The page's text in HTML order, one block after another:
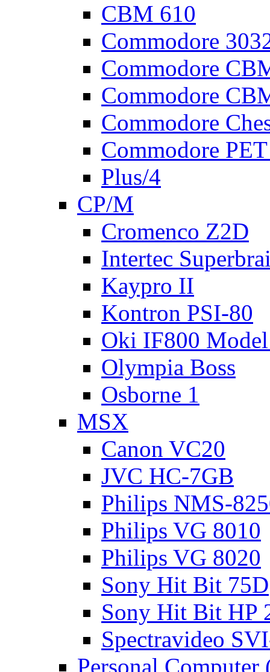
CBM 610
Commodore
Commodore
Commodore
Commodore
Commodore
Plus/4
CP/M
Cromenco Z2D
Intertec
Kaypro II
Kontron PSI-80
Oki IF800
Olympia Boss
Osborne 1
MSX
Canon VC20
JVC HC-7GB
Philips NMS-
Philips VG 8010
Philips VG 8020
Sony Hit Bit 75D
Sony Hit Bit HP
Spectravideo
Personal Computer